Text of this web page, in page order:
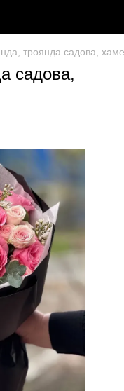
троянда садова,
садова,